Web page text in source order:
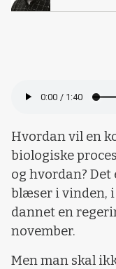
Hvordan vil en
biologiske
og hvordan?
blæser i vinden, i
dannet en
november.
Men man skal